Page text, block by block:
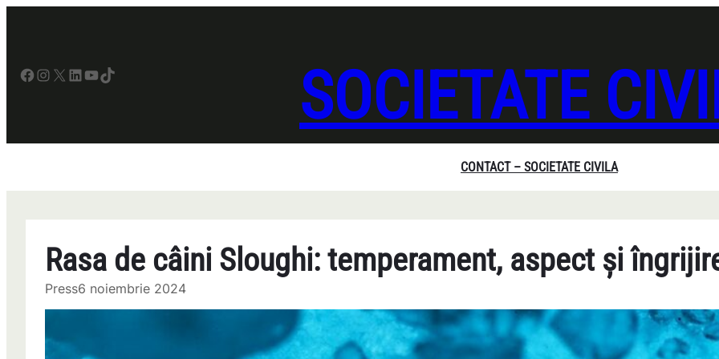
Facebook InstagramX LinkedIn YouTube TikTok SOCIETATE
CONTACT – SOCIETATE CIVILA
Rasa de câini Sloughi: temperament, aspect și
Press6 noiembrie 2024